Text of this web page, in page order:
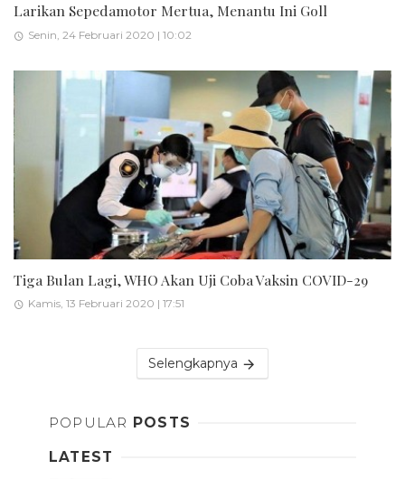
Larikan Sepedamotor Mertua, Menantu Ini Goll
Senin, 24 Februari 2020 | 10:02
Tiga Bulan Lagi, WHO Akan Uji Coba Vaksin COVID-29
Kamis, 13 Februari 2020 | 17:51
Selengkapnya
POPULAR POSTS
LATEST